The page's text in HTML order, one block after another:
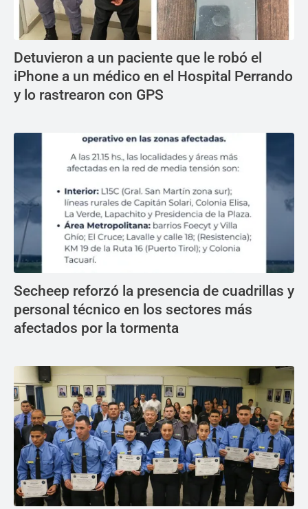
Detuvieron a un paciente que le robó el
iPhone a un médico en el Hospital Perrando
y lo rastrearon con GPS
Secheep reforzó la presencia de cuadrillas y
personal técnico en los sectores más
afectados por la tormenta